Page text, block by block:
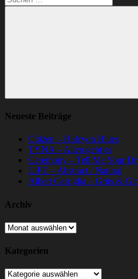
nach:
Suchen
Neueste Beiträge
Citizen – Halcyon Blues
TYNA – Allen geht es
Ceremony – Tell Me Your
LIFE – Abstract / Natural
Albert Castiglia – Grits &
Archiv
Archiv
Kategorien
Kategorien